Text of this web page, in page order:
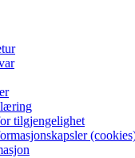
tilgjengelighet